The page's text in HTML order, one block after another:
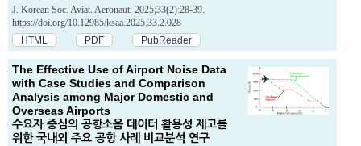
J. Korean Soc. Aviat. Aeronaut. 2025;33(2):28-39.
https://doi.org/10.12985/ksaa.2025.33.2.028
HTML
PDF PubReader
The Effective Use of Airport Noise Data
with Case Studies and Comparison
Analysis among Major Domestic and
Overseas Airports
수요자 중심의 공항소음 데이터 활용성 제고를
위한 국내외 주요 공항 사례 비교분석 연구